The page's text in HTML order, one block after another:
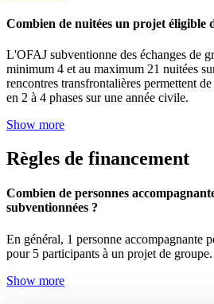
Combien de nuitées un projet éligible
L'OFAJ subventionne des échanges de
minimum 4 et au maximum 21 nuitées
rencontres transfrontalières permettent
en 2 à 4 phases sur une année civile.
Show more
Règles de financement
Combien de personnes
subventionnées ?
En général, 1 personne accompagnante
pour 5 participants à un projet de groupe.
Show more